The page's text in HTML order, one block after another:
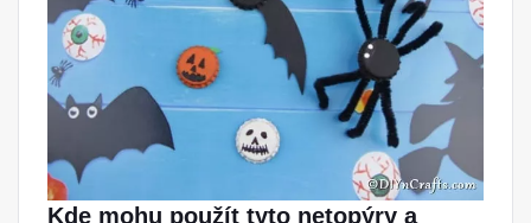
Kde mohu použít tyto netopýry a